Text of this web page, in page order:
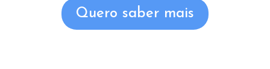
Quero saber mais